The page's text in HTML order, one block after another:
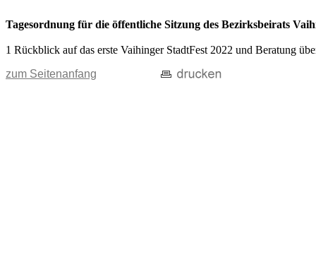
Tagesordnung für die öffentliche Sitzung des Bezirksbeirats
1 Rückblick auf das erste Vaihinger StadtFest 2022 und Beratung
zum Seitenanfang